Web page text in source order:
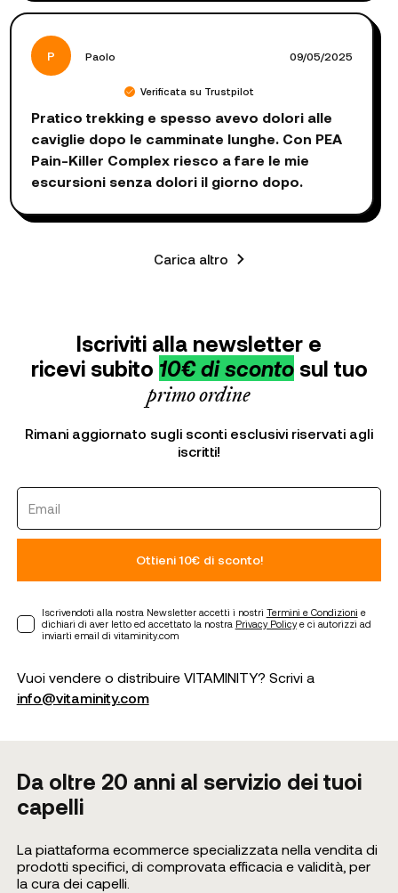
P Paolo 09/05/2025
Verificata su Trustpilot
Pratico trekking e spesso avevo dolori alle
caviglie dopo le camminate lunghe. Con PEA
Pain-Killer Complex riesco a fare le mie
escursioni senza dolori il giorno dopo.
Carica altro
Iscriviti alla newsletter e
ricevi subito 10€ di scontosul tuo
primo ordine
Rimani aggiornato sugli sconti esclusivi riservati agli
iscritti!
Ottieni 10€ di sconto!
Iscrivendoti alla nostra Newsletter accetti i nostri Termini e Condizioni e
dichiari di aver letto ed accettato la nostra Privacy Policye ci autorizzi ad
inviarti email di vitaminity.com
Vuoi vendere o distribuire VITAMINITY? Scrivi a
info@vitaminity.com
Da oltre 20 anni al servizio dei tuoi
capelli
La piattaforma ecommerce specializzata nella vendita di
prodotti specifici, di comprovata efficacia e validità, per
la cura dei capelli.